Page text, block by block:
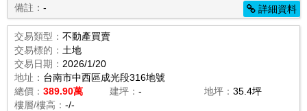
備註： - 詳細資料
交易類型： 不動產買賣
交易標的： 土地
交易日期： 2026/1/20
地址： 台南市中西區成光段316地號
總價： 389.90萬 建坪： - 地坪：35.4坪
樓層/樓高： -/-